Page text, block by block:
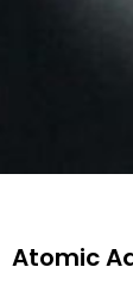
Atomic